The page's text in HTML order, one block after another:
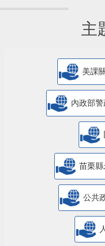
主
美課
內政部警
苗栗
公共